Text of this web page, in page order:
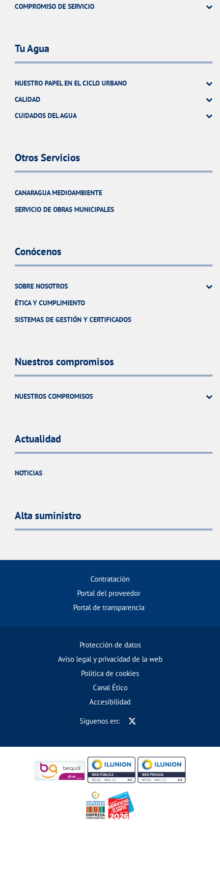
COMPROMISO DE SERVICIO
Tu Agua
NUESTRO PAPEL EN EL CICLO URBANO
CALIDAD
CUIDADOS DEL AGUA
Otros Servicios
CANARAGUA MEDIOAMBIENTE
SERVICIO DE OBRAS MUNICIPALES
Conócenos
SOBRE NOSOTROS
ÉTICA Y CUMPLIMIENTO
SISTEMAS DE GESTIÓN Y CERTIFICADOS
Nuestros compromisos
NUESTROS COMPROMISOS
Actualidad
NOTICIAS
Alta suministro
Contratación
Portal del proveedor
Portal de transparencia
Protección de datos
Aviso legal y privacidad de la web
Política de cookies
Canal Ético
Accesibilidad
Síguenos en: